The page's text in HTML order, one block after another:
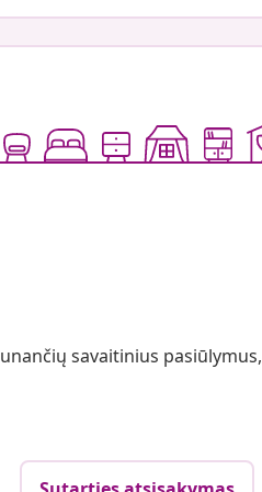
savaitinius pasiūlymus,